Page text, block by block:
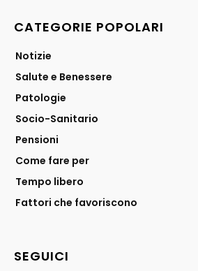
CATEGORIE POPOLARI
Notizie
Salute e Benessere
Patologie
Socio-Sanitario
Pensioni
Come fare per
Tempo libero
Fattori che favoriscono
SEGUICI